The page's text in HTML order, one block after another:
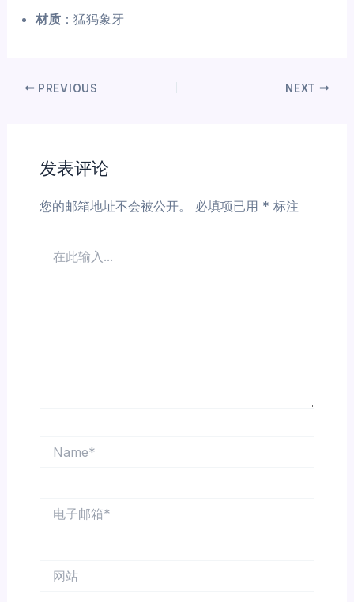
材质 ：猛犸象牙
PREVIOUS NEXT
发表评论
您的邮箱地址不会被公开。 必填项已用 * 标注